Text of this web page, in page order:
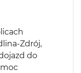
Zdrój,
do